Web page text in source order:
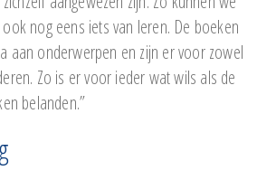
nog eens iets van leren. De boeken
aan onderwerpen en zijn er voor zowel
Zo is er voor ieder wat wils als de
belanden.”